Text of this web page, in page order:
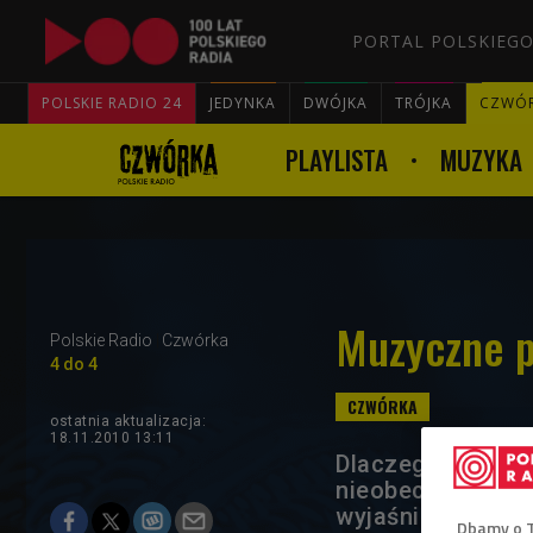
PORTAL
POLSKIE RADIO 24 JEDYNKA DWÓJKA TRÓJKA
PLAYLISTA MUZYKA
Polskie Radio
Czwórka
4 do 4
Muzyczne
ostatnia aktualizacja:
18.11.2010 13:11
Dlaczego
nieobecności i
wyjaśniał wDbamy o